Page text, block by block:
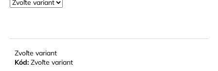
Zvoľte variant
Kód: Zvoľte variant
o